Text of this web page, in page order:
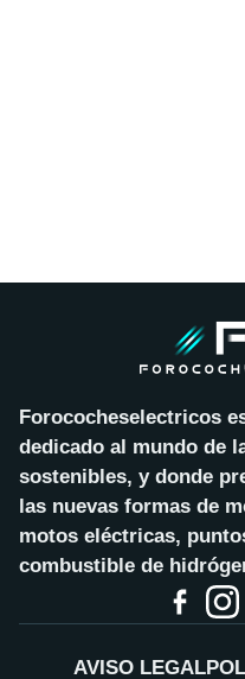
Forococheselectricos
dedicado al mundo de
sostenibles, y donde
las nuevas formas de
motos eléctricas,
combustible de
AVISO LEGAL